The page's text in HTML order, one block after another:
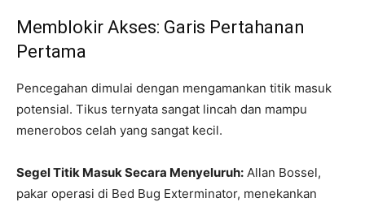
Memblokir Akses: Garis Pertahanan
Pertama
Pencegahan dimulai dengan mengamankan titik masuk
potensial. Tikus ternyata sangat lincah dan mampu
menerobos celah yang sangat kecil.
Segel Titik Masuk Secara Menyeluruh: Allan Bossel,
pakar operasi di Bed Bug Exterminator, menekankan